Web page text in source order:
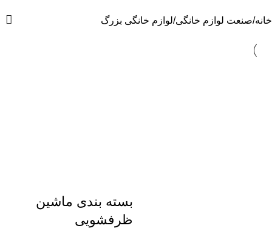
خانه صنعت لوازم خانگی لوازم خانگی بزرگ
بسته بندی ماشین
ظرفشویی